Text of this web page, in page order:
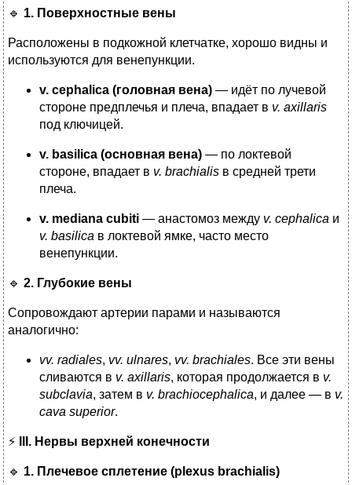
🔹 1. Поверхностные вены
Расположены в подкожной клетчатке, хорошо видны и
используются для венепункции.
v. cephalica (головная вена) — идёт по лучевой
стороне предплечья и плеча, впадает в v. axillaris
под ключицей.
v. basilica (основная вена) — по локтевой
стороне, впадает в v. brachialis в средней трети
плеча.
v. mediana cubiti — анастомоз между v. cephalica и
v. basilica в локтевой ямке, часто место
венепункции.
🔹 2. Глубокие вены
Сопровождают артерии парами и называются
аналогично:
vv. radiales, vv. ulnares, vv. brachiales. Все эти вены
сливаются в v. axillaris, которая продолжается в v.
subclavia, затем в v. brachiocephalica, и далее — в v.
cava superior.
⚡ III. Нервы верхней конечности
🔹 1. Плечевое сплетение (plexus brachialis)